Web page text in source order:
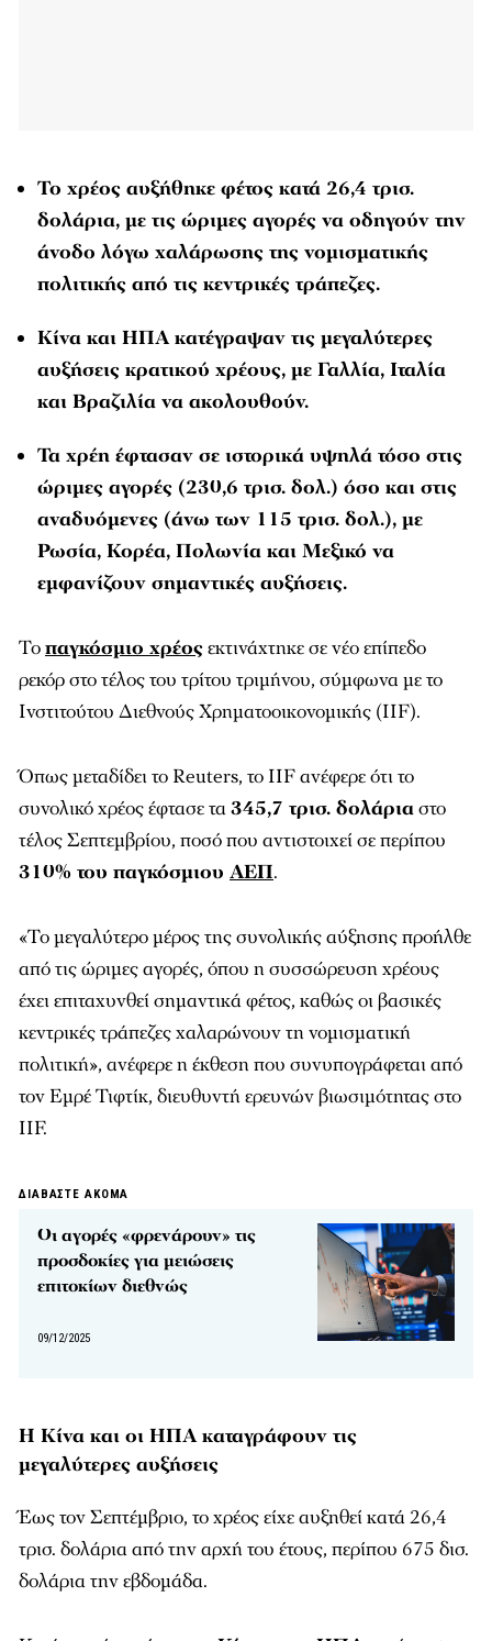
Το χρέος αυξήθηκε φέτος κατά 26,4 τρισ.
δολάρια, με τις ώριμες αγορές να οδηγούν την
άνοδο λόγω χαλάρωσης της νομισματικής
πολιτικής από τις κεντρικές τράπεζες.
Κίνα και ΗΠΑ κατέγραψαν τις μεγαλύτερες
αυξήσεις κρατικού χρέους, με Γαλλία, Ιταλία
και Βραζιλία να ακολουθούν.
Τα χρέη έφτασαν σε ιστορικά υψηλά τόσο στις
ώριμες αγορές (230,6 τρισ. δολ.) όσο και στις
αναδυόμενες (άνω των 115 τρισ. δολ.), με
Ρωσία, Κορέα, Πολωνία και Μεξικό να
εμφανίζουν σημαντικές αυξήσεις.
Τοπαγκόσμιο χρέοςεκτινάχτηκε σε νέο επίπεδο
ρεκόρ στο τέλος του τρίτου τριμήνου, σύμφωνα με το
Ινστιτούτου Διεθνούς Χρηματοοικονομικής (IIF).
Όπως μεταδίδει το Reuters, το IIF ανέφερε ότι το
συνολικό χρέος έφτασε τα345,7 τρισ. δολάριαστο
τέλος Σεπτεμβρίου, ποσό που αντιστοιχεί σε περίπου
310% του παγκόσμιου ΑΕΠ.
«Το μεγαλύτερο μέρος της συνολικής αύξησης προήλθε
από τις ώριμες αγορές, όπου η συσσώρευση χρέους
έχει επιταχυνθεί σημαντικά φέτος, καθώς οι βασικές
κεντρικές τράπεζες χαλαρώνουν τη νομισματική
πολιτική», ανέφερε η έκθεση που συνυπογράφεται από
τον Εμρέ Τιφτίκ, διευθυντή ερευνών βιωσιμότητας στο
IIF.
ΔΙΑΒΑΣΤΕ ΑΚΟΜΑ
Οι αγορές «φρενάρουν» τις
προσδοκίες για μειώσεις
επιτοκίων διεθνώς
09/12/2025
Η Κίνα και οι ΗΠΑ καταγράφουν τις
μεγαλύτερες αυξήσεις
Έως τον Σεπτέμβριο, το χρέος είχε αυξηθεί κατά 26,4
τρισ. δολάρια από την αρχή του έτους, περίπου 675 δισ.
δολάρια την εβδομάδα.